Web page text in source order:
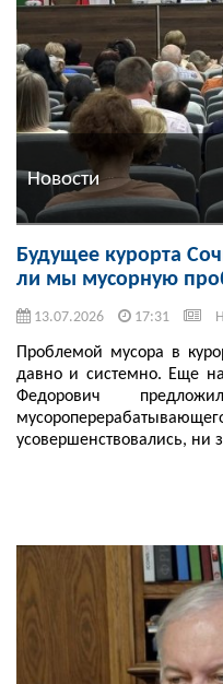
Новости
Будущее курорта
ли мы мусорную
13.07.2026 17:31
Проблемой мусора в
давно и системно. Еще
Федорович
усовершенствовались, ни